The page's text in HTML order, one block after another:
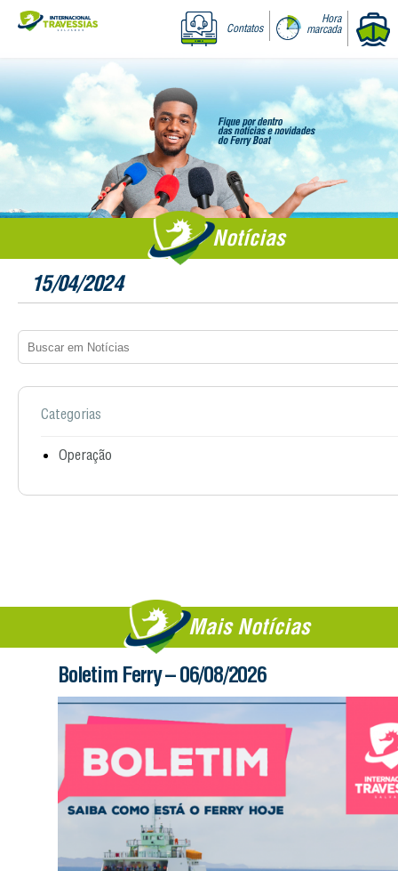
Contatos
Hora
marcada
Notícias
15/04/2024
Categorias
Operação
Mais Notícias
Boletim Ferry – 06/08/2026